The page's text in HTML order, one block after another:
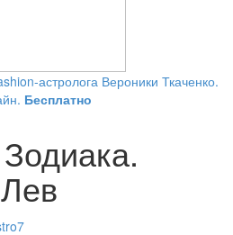
астролога Вероники Ткаченко.
Бесплатно